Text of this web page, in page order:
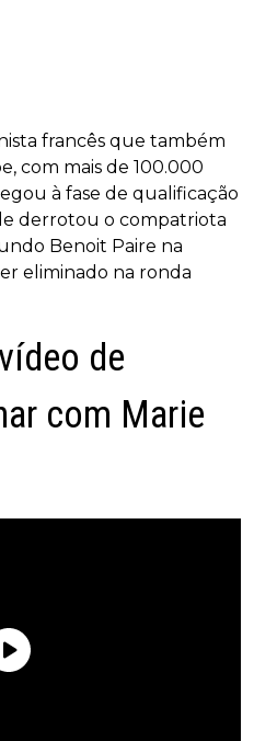
francês que também
com mais de 100.000
à fase de qualificação
derrotou o compatriota
Benoit Paire na
eliminado na ronda
de
com Marie